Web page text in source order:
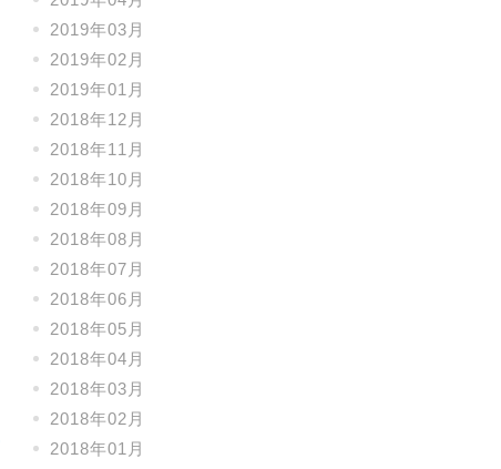
2019年03月
2019年02月
2019年01月
2018年12月
2018年11月
2018年10月
2018年09月
2018年08月
2018年07月
2018年06月
2018年05月
2018年04月
2018年03月
2018年02月
2018年01月